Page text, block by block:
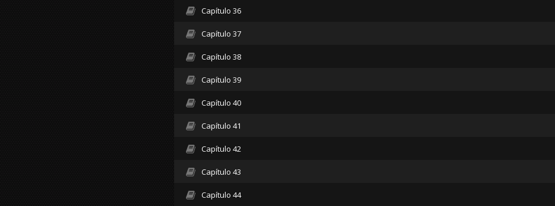
Capítulo 36
Capítulo 37
Capítulo 38
Capítulo 39
Capítulo 40
Capítulo 41
Capítulo 42
Capítulo 43
Capítulo 44